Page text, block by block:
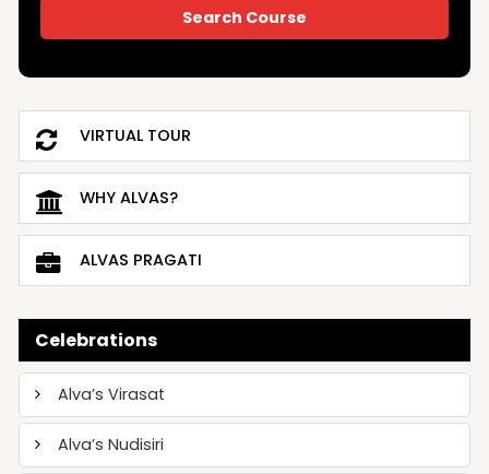
VIRTUAL TOUR
WHY ALVAS?
ALVAS PRAGATI
Celebrations
Alva’s Virasat
Alva’s Nudisiri